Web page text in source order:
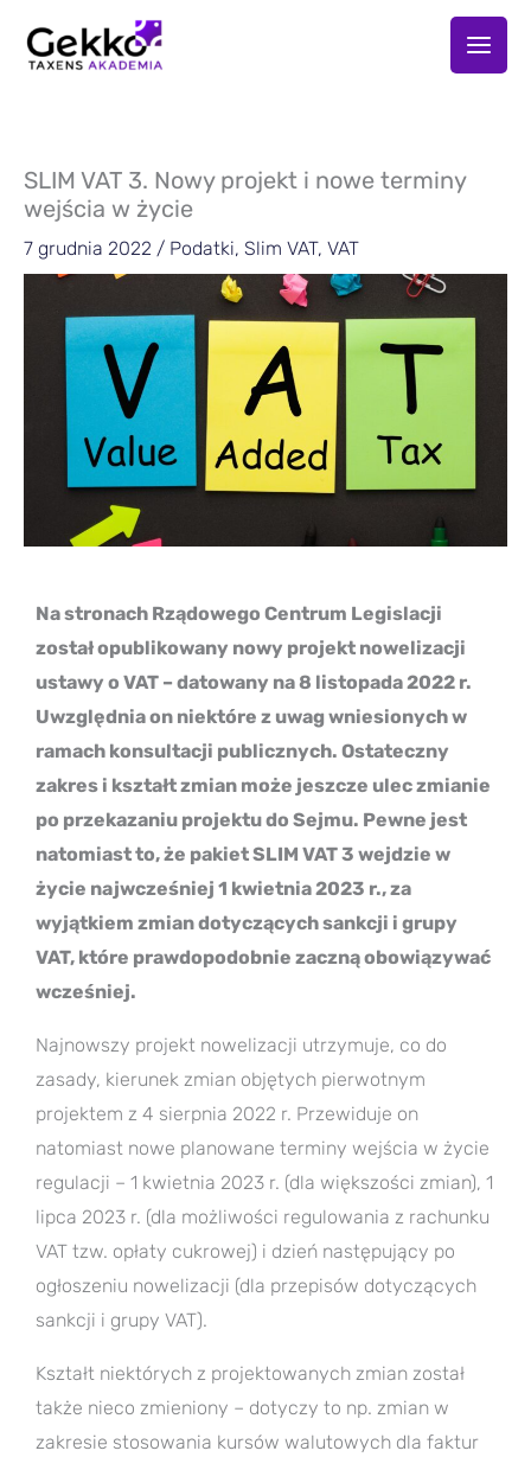
SLIM VAT 3. Nowy projekt i nowe terminy
wejścia w życie
7 grudnia 2022 / Podatki, Slim VAT, VAT
Na stronach Rządowego Centrum Legislacji
został opublikowany nowy projekt nowelizacji
ustawy o VAT – datowany na 8 listopada 2022 r.
Uwzględnia on niektóre z uwag wniesionych w
ramach konsultacji publicznych. Ostateczny
zakres i kształt zmian może jeszcze ulec zmianie
po przekazaniu projektu do Sejmu. Pewne jest
natomiast to, że pakiet SLIM VAT 3 wejdzie w
życie najwcześniej 1 kwietnia 2023 r., za
wyjątkiem zmian dotyczących sankcji i grupy
VAT, które prawdopodobnie zaczną obowiązywać
wcześniej.
Najnowszy projekt nowelizacji utrzymuje, co do
zasady, kierunek zmian objętych pierwotnym
projektem z 4 sierpnia 2022 r. Przewiduje on
natomiast nowe planowane terminy wejścia w życie
regulacji – 1 kwietnia 2023 r. (dla większości zmian), 1
lipca 2023 r. (dla możliwości regulowania z rachunku
VAT tzw. opłaty cukrowej) i dzień następujący po
ogłoszeniu nowelizacji (dla przepisów dotyczących
sankcji i grupy VAT).
Kształt niektórych z projektowanych zmian został
także nieco zmieniony – dotyczy to np. zmian w
zakresie stosowania kursów walutowych dla faktur